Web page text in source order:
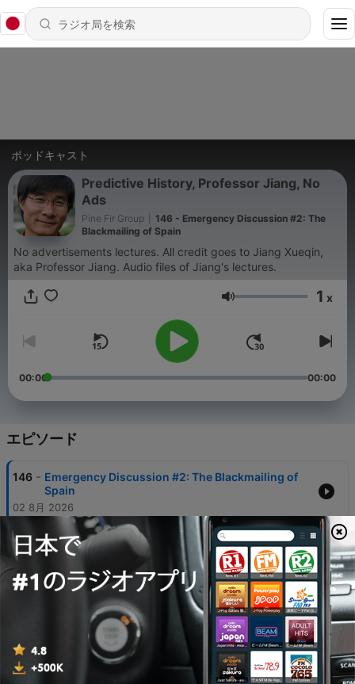
ポッドキャスト
Predictive History, Professor Jiang, No
Ads
Pine Fir Group
146 - Emergency Discussion #2: The
Blackmailing of Spain
No advertisements lectures. All credit goes to Jiang Xueqin,
aka Professor Jiang. Audio files of Jiang's lectures.
音量 1 x
00:00 00:00
エピソード
146 - Emergency Discussion #2: The Blackmailing of
Spain
02 8月 2026
145 - Emergency Discussion #1: Spain Wins World
Cup, US Plans Ground Invasion of Iran
20 7月 2026
Live with Predictive History #2: US-Iran War,
World Cup
143 - Global Meet-Up #1 (Tokyo): Japan's Geo-
Political Outlook